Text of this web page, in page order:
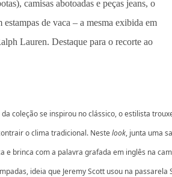
camisas abotoadas e peças jeans, o
de vaca – a mesma exibida em
Lauren. Destaque para o recorte ao
coleção se inspirou no clássico, o estilista
o clima tradicional. Nestelook, junta uma
e brinca com a palavra grafada em inglês na
ideia que Jeremy Scott usou na passarela